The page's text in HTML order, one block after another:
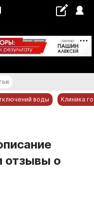
°С
воды Клиника
отзывы о